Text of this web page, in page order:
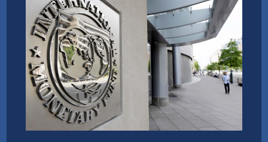
IZ STRANIH MEDIJA
AKTIVNOSTI
SWOT INTERVJU
UČLANI SE
KONTAKT